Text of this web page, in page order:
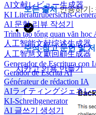
AI文献レビュー生成器
KI Literaturübersichts-
AI 문헌 리뷰 작성기
Trình tạo tổng quan văn học
人工智能文献综述生成器
人工智慧文獻回顧生成器
Generador de Escritura con
Gerador de Escrita AI
Générateur de rédaction IA
AIライティングジェネレ
KI-Schreibgenerator
AI 글쓰기 생성기
모든 출처인용하기:
주석-참고 문헌 및
시카고 인용 만들기